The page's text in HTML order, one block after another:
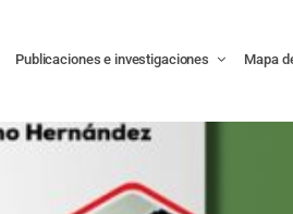
Publicaciones e investigaciones Mapa